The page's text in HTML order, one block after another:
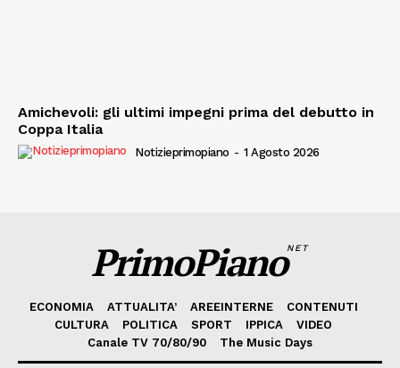
Amichevoli: gli ultimi impegni prima del debutto in
Coppa Italia
Notizieprimopiano - 1 Agosto 2026
PrimoPianoNET
ECONOMIA ATTUALITA’ AREEINTERNE
CONTENUTI
CULTURA
POLITICA SPORT IPPICA
VIDEO
Canale TV 70/80/90
The Music Days